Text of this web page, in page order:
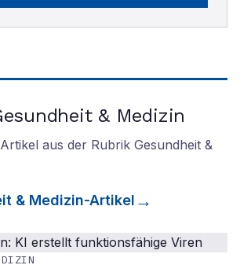
& Medizin
aus der Rubrik Gesundheit &
& Medizin-Artikel